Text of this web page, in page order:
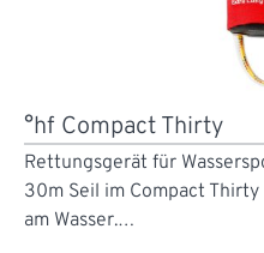
°hf Compact Thirty
Rettungsgerät für
30m Seil im Compact
am Wasser.…